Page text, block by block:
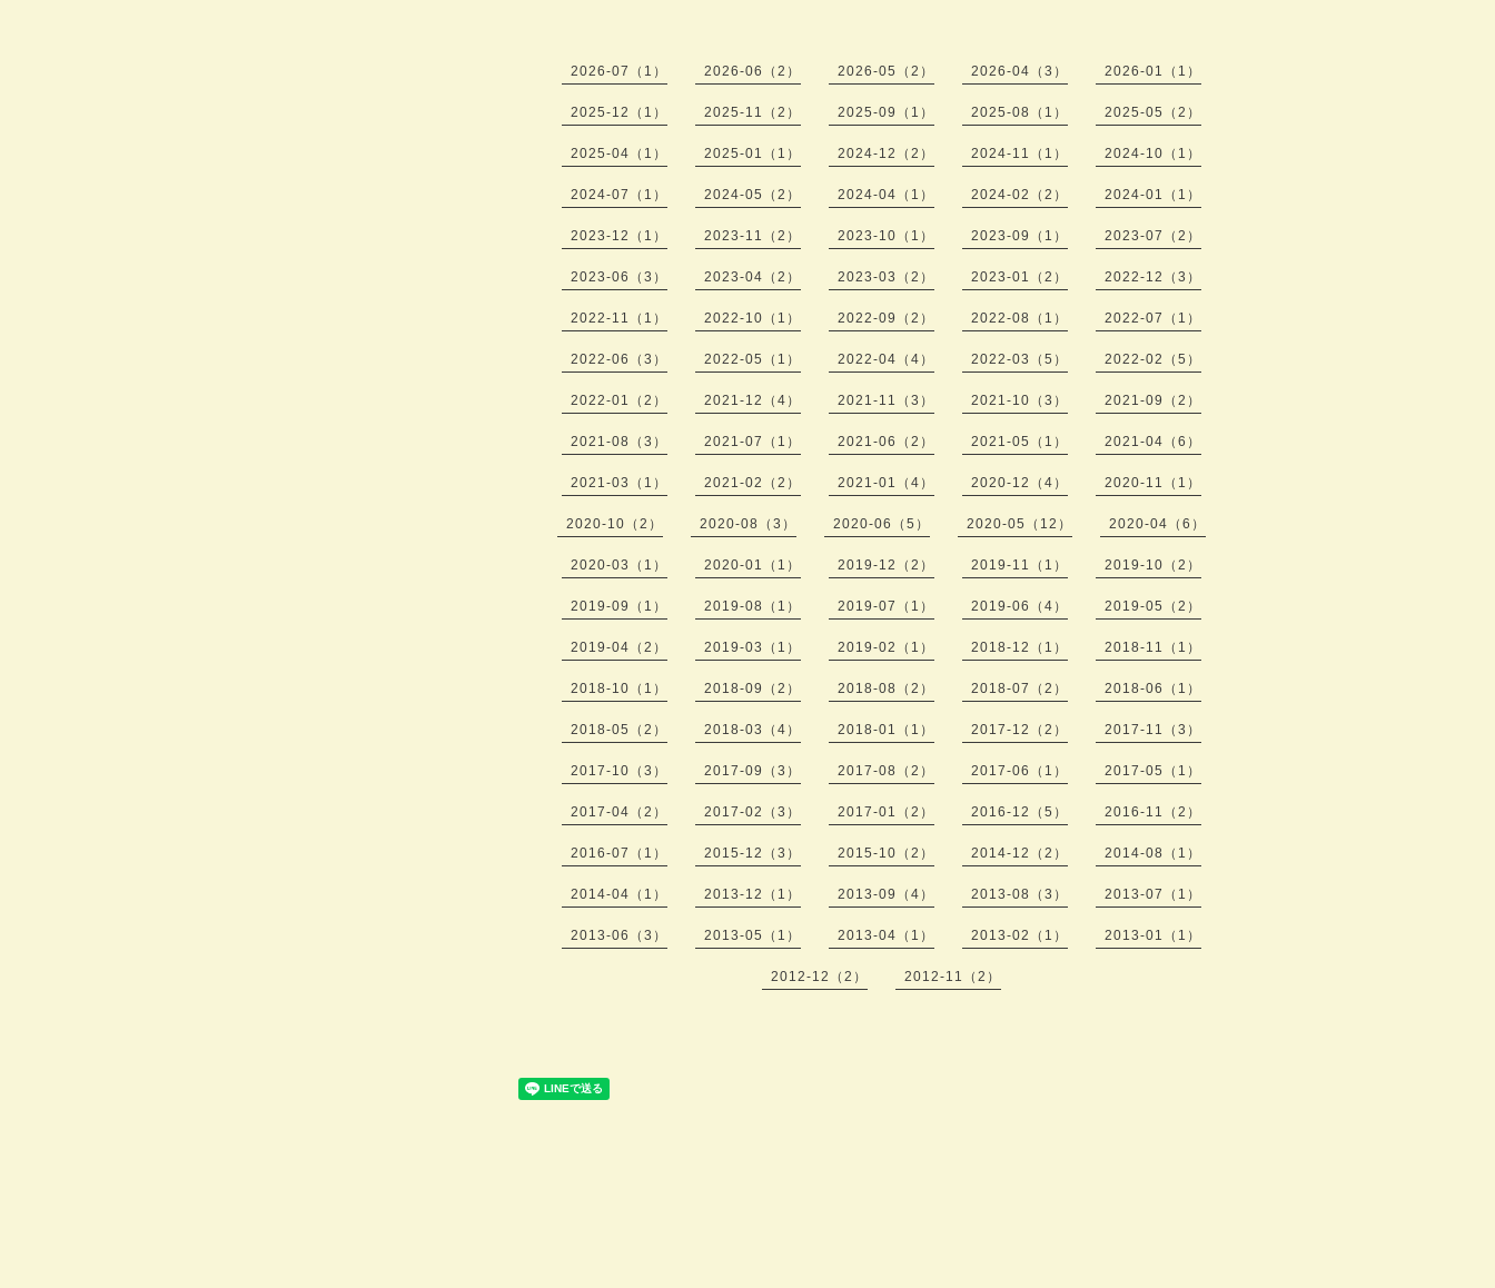
2026-07（1） 2026-06（2） 2026-05（2） 2026-04（3） 2026-01（1）
2025-12（1） 2025-11（2） 2025-09（1） 2025-08（1） 2025-05（2）
2025-04（1） 2025-01（1） 2024-12（2） 2024-11（1） 2024-10（1）
2024-07（1） 2024-05（2） 2024-04（1） 2024-02（2） 2024-01（1）
2023-12（1） 2023-11（2） 2023-10（1） 2023-09（1） 2023-07（2）
2023-06（3） 2023-04（2） 2023-03（2） 2023-01（2） 2022-12（3）
2022-11（1） 2022-10（1） 2022-09（2） 2022-08（1） 2022-07（1）
2022-06（3） 2022-05（1） 2022-04（4） 2022-03（5） 2022-02（5）
2022-01（2） 2021-12（4） 2021-11（3） 2021-10（3） 2021-09（2）
2021-08（3） 2021-07（1） 2021-06（2） 2021-05（1） 2021-04（6）
2021-03（1） 2021-02（2） 2021-01（4） 2020-12（4） 2020-11（1）
2020-10（2） 2020-08（3） 2020-06（5） 2020-05（12） 2020-04（6）
2020-03（1） 2020-01（1） 2019-12（2） 2019-11（1） 2019-10（2）
2019-09（1） 2019-08（1） 2019-07（1） 2019-06（4） 2019-05（2）
2019-04（2） 2019-03（1） 2019-02（1） 2018-12（1） 2018-11（1）
2018-10（1） 2018-09（2） 2018-08（2） 2018-07（2） 2018-06（1）
2018-05（2） 2018-03（4） 2018-01（1） 2017-12（2） 2017-11（3）
2017-10（3） 2017-09（3） 2017-08（2） 2017-06（1） 2017-05（1）
2017-04（2） 2017-02（3） 2017-01（2） 2016-12（5） 2016-11（2）
2016-07（1） 2015-12（3） 2015-10（2） 2014-12（2） 2014-08（1）
2014-04（1） 2013-12（1） 2013-09（4） 2013-08（3） 2013-07（1）
2013-06（3） 2013-05（1） 2013-04（1） 2013-02（1） 2013-01（1）
2012-12（2） 2012-11（2）